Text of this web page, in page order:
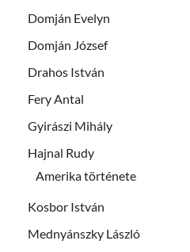
Domján Evelyn
Domján József
Drahos István
Fery Antal
Gyirászi Mihály
Hajnal Rudy
Amerika története
Kosbor István
Mednyánszky László